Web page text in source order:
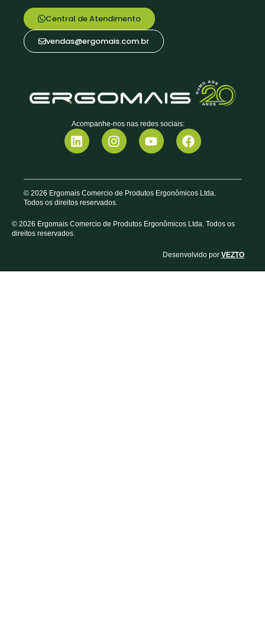
Central de Atendimento
vendas@ergomais.com.br
Acompanhe-nos nas redes sociais:
© 2026 Ergomais Comercio de Produtos Ergonômicos Ltda.
Todos os direitos reservados.
© 2026 Ergomais Comercio de Produtos Ergonômicos Ltda. Todos os
direitos reservados.
Desenvolvido por VEZTO